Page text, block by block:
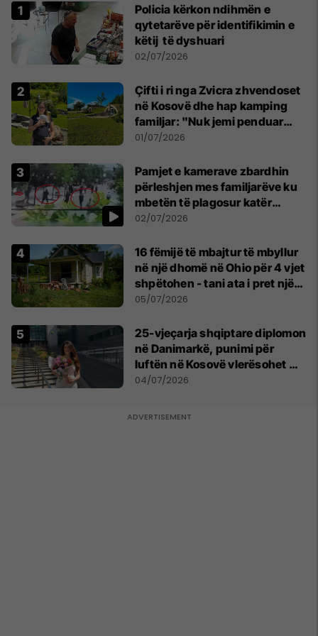
Policia kërkon ndihmën e
qytetarëve për identifikimin e
këtij të dyshuari
02/07/2026
Çifti i ri nga Zvicra zhvendoset
në Kosovë dhe hap kamping
familjar: "Nuk jemi penduar
asnjë ditë"
01/07/2026
Pamjet e kamerave zbardhin
përleshjen mes familjarëve ku
mbetën të plagosur katër
persona
02/07/2026
16 fëmijë të mbajtur të mbyllur
në një dhomë në Ohio për 4 vjet
shpëtohen - tani ata i pret një
sfidë e madhe
05/07/2026
25-vjeçarja shqiptare diplomon
në Danimarkë, punimi për
luftën në Kosovë vlerësohet me
notën më të lartë
04/07/2026